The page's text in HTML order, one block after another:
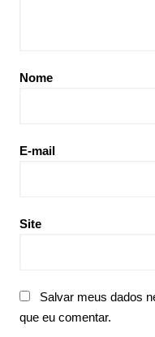
Nome
E-mail
Site
Salvar meus dados
que eu comentar.